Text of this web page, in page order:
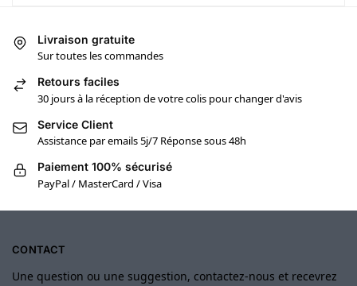
Livraison gratuite
Sur toutes les commandes
Retours faciles
30 jours à la réception de votre colis pour changer d'avis
Service Client
Assistance par emails 5j/7 Réponse sous 48h
Paiement 100% sécurisé
PayPal / MasterCard / Visa
CONTACT
Une question ou une suggestion, contactez-nous et recevrez